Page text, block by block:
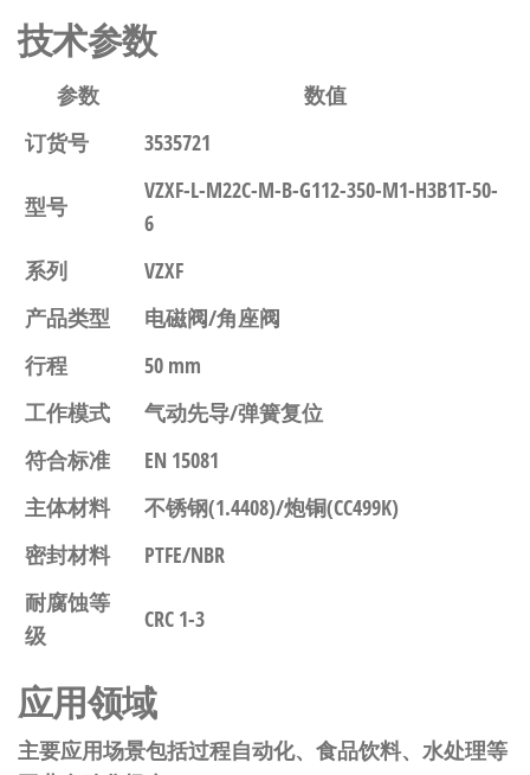
技术参数
参数
数值
订货号
3535721
型号
VZXF-L-M22C-M-B-G112-350-M1-H3B1T-50-
6
系列
VZXF
产品类型
电磁阀/角座阀
行程
50 mm
工作模式
气动先导/弹簧复位
符合标准
EN 15081
主体材料
不锈钢(1.4408)/炮铜(CC499K)
密封材料
PTFE/NBR
耐腐蚀等
级
CRC 1-3
应用领域
主要应用场景包括过程自动化、食品饮料、水处理等